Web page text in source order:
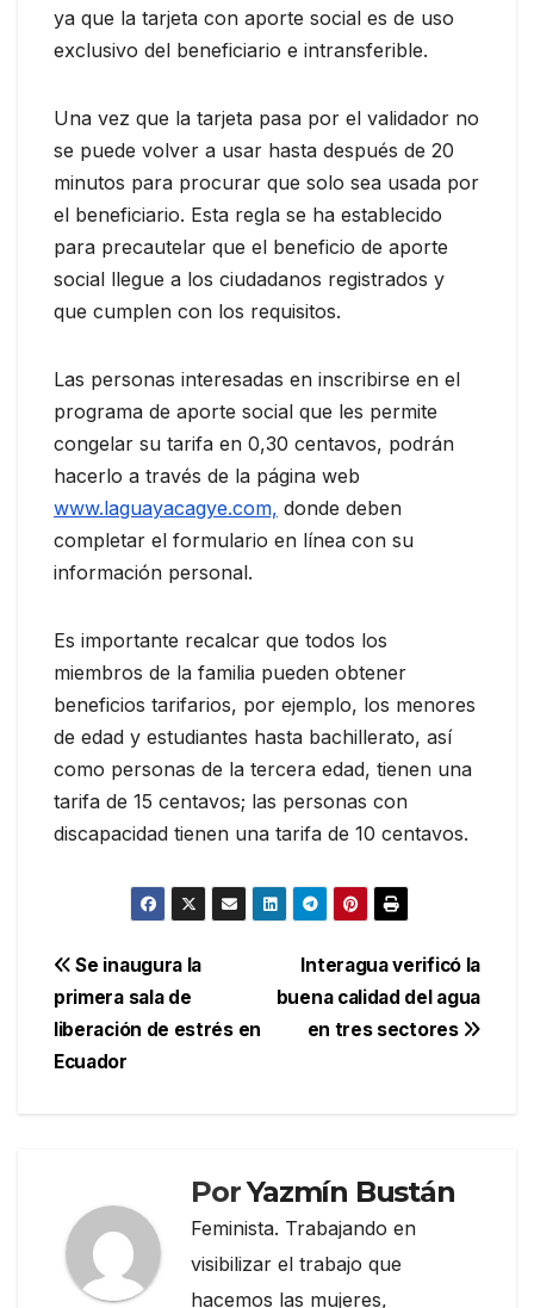
ya que la tarjeta con aporte social es de uso
exclusivo del beneficiario e intransferible.
Una vez que la tarjeta pasa por el validador no
se puede volver a usar hasta después de 20
minutos para procurar que solo sea usada por
el beneficiario. Esta regla se ha establecido
para precautelar que el beneficio de aporte
social llegue a los ciudadanos registrados y
que cumplen con los requisitos.
Las personas interesadas en inscribirse en el
programa de aporte social que les permite
congelar su tarifa en 0,30 centavos, podrán
hacerlo a través de la página web
www.laguayacagye.com, donde deben
completar el formulario en línea con su
información personal.
Es importante recalcar que todos los
miembros de la familia pueden obtener
beneficios tarifarios, por ejemplo, los menores
de edad y estudiantes hasta bachillerato, así
como personas de la tercera edad, tienen una
tarifa de 15 centavos; las personas con
discapacidad tienen una tarifa de 10 centavos.
Navegación
de
entradas
Interagua verificó la
buena calidad del agua
en tres sectores
Se inaugura la
primera sala de
liberación de estrés en
Ecuador
PorYazmín Bustán
Feminista. Trabajando en
visibilizar el trabajo que
hacemos las mujeres,